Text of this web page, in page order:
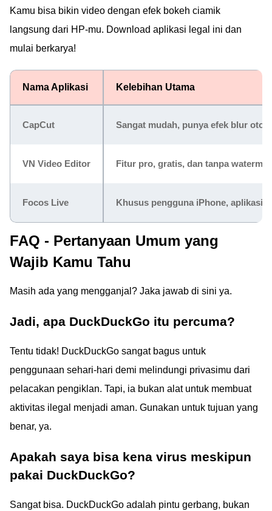
Kamu bisa bikin video dengan efek bokeh ciamik
langsung dari HP-mu. Download aplikasi legal ini dan
mulai berkarya!
Nama Aplikasi Kelebihan Utama
CapCut Sangat mudah, punya efek blur
VN Video Editor Fitur pro, gratis, dan tanpa
Focos Live Khusus pengguna iPhone, aplikasi
FAQ - Pertanyaan Umum yang
Wajib Kamu Tahu
Masih ada yang mengganjal? Jaka jawab di sini ya.
Jadi, apa DuckDuckGo itu percuma?
Tentu tidak! DuckDuckGo sangat bagus untuk
penggunaan sehari-hari demi melindungi privasimu dari
pelacakan pengiklan. Tapi, ia bukan alat untuk membuat
aktivitas ilegal menjadi aman. Gunakan untuk tujuan yang
benar, ya.
Apakah saya bisa kena virus meskipun
pakai DuckDuckGo?
Sangat bisa. DuckDuckGo adalah pintu gerbang, bukan